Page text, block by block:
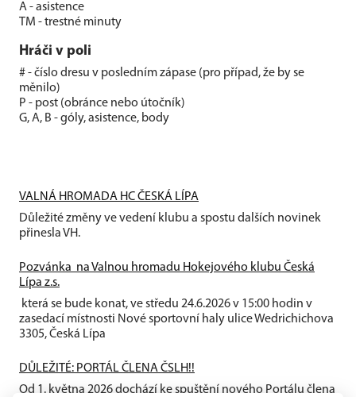
A - asistence
TM - trestné minuty
Hráči v poli
# - číslo dresu v posledním zápase (pro případ, že by se
měnilo)
P - post (obránce nebo útočník)
G, A, B - góly, asistence, body
VALNÁ HROMADA HC ČESKÁ LÍPA
Důležité změny ve vedení klubu a spostu dalších novinek
přinesla VH.
Pozvánka na Valnou hromadu Hokejového klubu Česká
Lípa z.s.
která se bude konat, ve středu 24.6.2026 v 15:00 hodin v
zasedací místnosti Nové sportovní haly ulice Wedrichichova
3305, Česká Lípa
DŮLEŽITÉ: PORTÁL ČLENA ČSLH!!
Od 1. května 2026 dochází ke spuštění nového Portálu člena